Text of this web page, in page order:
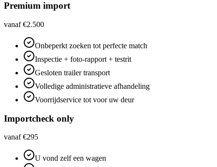
Premium import
vanaf €2.500
Onbeperkt zoeken tot perfecte match
Inspectie + foto-rapport + testrit
Gesloten trailer transport
Volledige administratieve afhandeling
Voorrijdservice tot voor uw deur
Importcheck only
vanaf €295
U vond zelf een wagen